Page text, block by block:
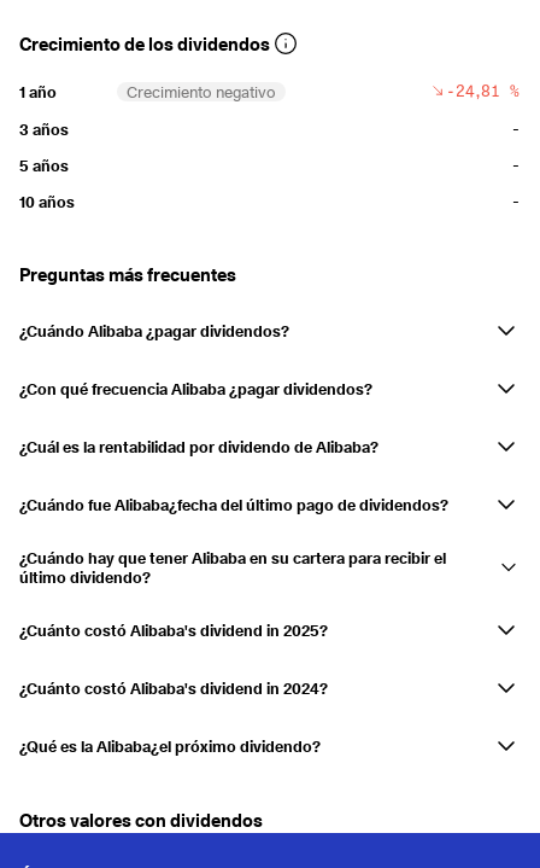
Preguntas más frecuentes
¿Cuándo Alibaba ¿pagar dividendos?
¿Con qué frecuencia Alibaba ¿pagar dividendos?
¿Cuál es la rentabilidad por dividendo de Alibaba?
¿Cuándo fue Alibaba¿fecha del último pago de dividendos?
¿Cuándo hay que tener Alibaba en su cartera para recibir el
último dividendo?
recibió la distribución.
¿Cuánto costó Alibaba's dividend in 2025?
¿Cuánto costó Alibaba's dividend in 2024?
¿Qué es la Alibaba¿el próximo dividendo?
Crecimiento de los dividendos
1 año Crecimiento negativo
-24,81 %
3 años
-
5 años -
10 años -
Otros valores con dividendos